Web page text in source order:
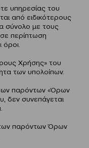
υπηρεσίας του
από ειδικότερους
σύνολο με τους
περίπτωση
Χρήσης» του
των υπολοίπων.
παρόντων «Όρων
δεν συνεπάγεται
παρόντων Όρων